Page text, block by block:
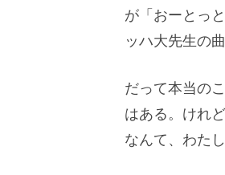
が「おーとっ
ッハ大先生の
だって本当の
はある。けれ
なんて、わた